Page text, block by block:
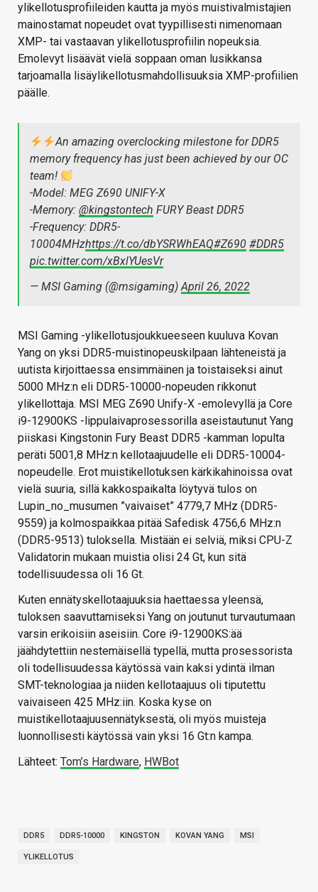
ylikellotusprofiileiden kautta ja myös muistivalmistajien
mainostamat nopeudet ovat tyypillisesti nimenomaan
XMP- tai vastaavan ylikellotusprofiilin nopeuksia.
Emolevyt lisäävät vielä soppaan oman lusikkansa
tarjoamalla lisäylikellotusmahdollisuuksia XMP-profiilien
päälle.
An amazing overclocking milestone for DDR5
memory frequency has just been achieved by our OC
team!
-Model: MEG Z690 UNIFY-X
-Memory: @kingstontech FURY Beast DDR5
-Frequency: DDR5-
10004MHzhttps://t.co/dbYSRWhEAQ#Z690 #DDR5
pic.twitter.com/xBxlYUesVr
— MSI Gaming (@msigaming)April 26, 2022
MSI Gaming -ylikellotusjoukkueeseen kuuluva Kovan
Yang on yksi DDR5-muistinopeuskilpaan lähteneistä ja
uutista kirjoittaessa ensimmäinen ja toistaiseksi ainut
5000 MHz:n eli DDR5-10000-nopeuden rikkonut
ylikellottaja. MSI MEG Z690 Unify-X -emolevyllä ja Core
i9-12900KS -lippulaivaprosessorilla aseistautunut Yang
piiskasi Kingstonin Fury Beast DDR5 -kamman lopulta
peräti 5001,8 MHz:n kellotaajuudelle eli DDR5-10004-
nopeudelle. Erot muistikellotuksen kärkikahinoissa ovat
vielä suuria, sillä kakkospaikalta löytyvä tulos on
Lupin_no_musumen ”vaivaiset” 4779,7 MHz (DDR5-
9559) ja kolmospaikkaa pitää Safedisk 4756,6 MHz:n
(DDR5-9513) tuloksella. Mistään ei selviä, miksi CPU-Z
Validatorin mukaan muistia olisi 24 Gt, kun sitä
todellisuudessa oli 16 Gt.
Kuten ennätyskellotaajuuksia haettaessa yleensä,
tuloksen saavuttamiseksi Yang on joutunut turvautumaan
varsin erikoisiin aseisiin. Core i9-12900KS:ää
jäähdytettiin nestemäisellä typellä, mutta prosessorista
oli todellisuudessa käytössä vain kaksi ydintä ilman
SMT-teknologiaa ja niiden kellotaajuus oli tiputettu
vaivaiseen 425 MHz:iin. Koska kyse on
muistikellotaajuusennätyksestä, oli myös muisteja
luonnollisesti käytössä vain yksi 16 Gt:n kampa.
Lähteet: Tom’s Hardware, HWBot
DDR5 DDR5-10000 KINGSTON KOVAN YANG MSI
YLIKELLOTUS